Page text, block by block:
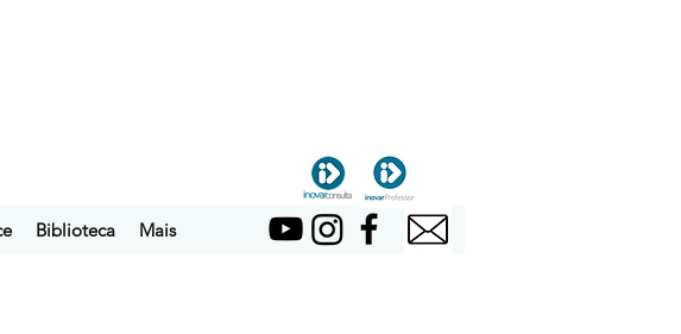
Biblioteca Mais